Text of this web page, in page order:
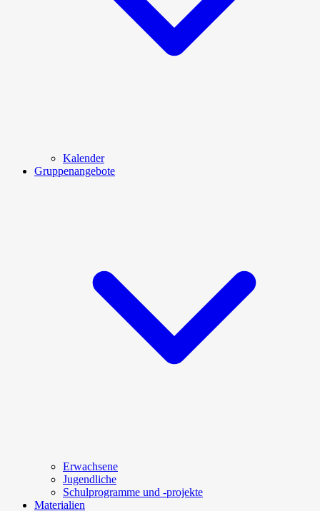
Kalender
Gruppenangebote
Erwachsene
Jugendliche
Schulprogramme und -projekte
Materialien